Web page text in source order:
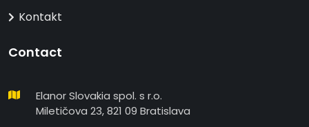
Kontakt
Contact
Elanor Slovakia spol. s r.o.
Miletičova 23, 821 09 Bratislava